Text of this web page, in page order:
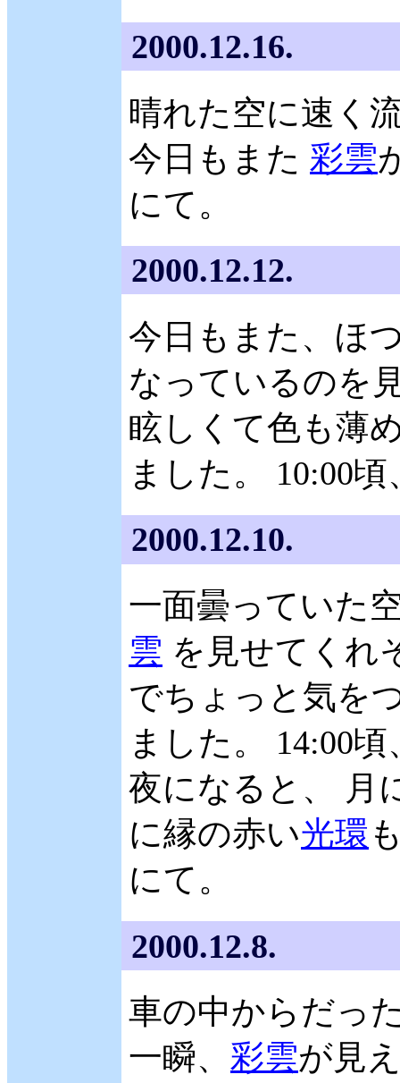
2000.12.16.
晴れた空に速く
今日もまた 彩雲
にて。
2000.12.12.
今日もまた、ほ
なっているのを
眩しくて色も薄
ました。 10:00
2000.12.10.
一面曇っていた
雲 を見せてくれ
でちょっと気を
ました。 14:00
夜になると、 月
に縁の赤い光環
にて。
2000.12.8.
車の中からだっ
一瞬、 彩雲が見